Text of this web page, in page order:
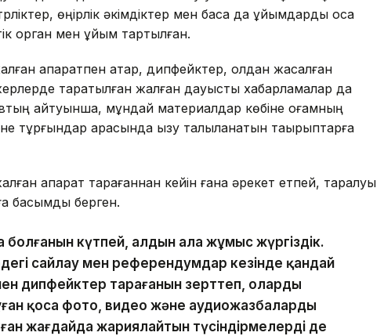
өңірлік әкімдіктер мен басқа да ұйымдарды қоса
орган мен ұйым тартылған.
ақпаратпен қатар, дипфейктер, қолдан жасалған
таратылған жалған дауыстық хабарламалар да
айтуынша, мұндай материалдар көбіне қоғамның
тұрғындар арасында қызу талқыланатын тақырыптарға
ақпарат тарағаннан кейін ғана әрекет етпей, таралуы
басымдық берген.
болғанын күтпей, алдын ала жұмыс жүргіздік.
сайлау мен референдумдар кезінде қандай
дипфейктер тарағанын зерттеп, олардың
қоса фото, видео және аудиожазбаларды
жағдайда жариялайтын түсіндірмелерді де